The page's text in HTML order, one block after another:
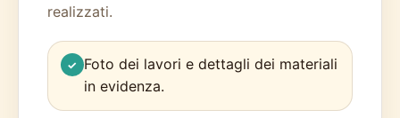
realizzati.
✓ Foto dei lavori e dettagli dei materiali
in evidenza.